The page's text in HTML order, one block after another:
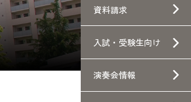
資料請求
入試・ 受験生向け
演奏会情報